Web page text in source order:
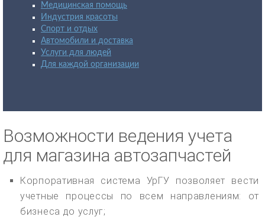
Медицинская помощь
Индустрия красоты
Спорт и отдых
Автомобили и доставка
Услуги для людей
Для каждой организации
Возможности ведения учета
для магазина автозапчастей
Корпоративная система УрГУ позволяет вести
учетные процессы по всем направлениям: от
бизнеса до услуг;